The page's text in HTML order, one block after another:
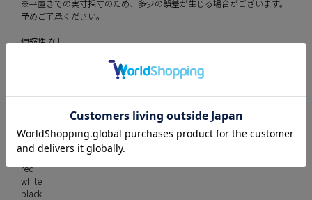
※平置きでの実寸採寸のため、多少の誤差が生じる場合がございます。
予めご了承ください。
伸縮性 なし
カラー
pink
red
white
black